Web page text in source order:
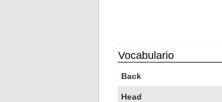
Vocabulario
Back
Head